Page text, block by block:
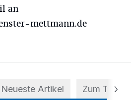
an
mettmann.de
Neueste Artikel Zum Thema